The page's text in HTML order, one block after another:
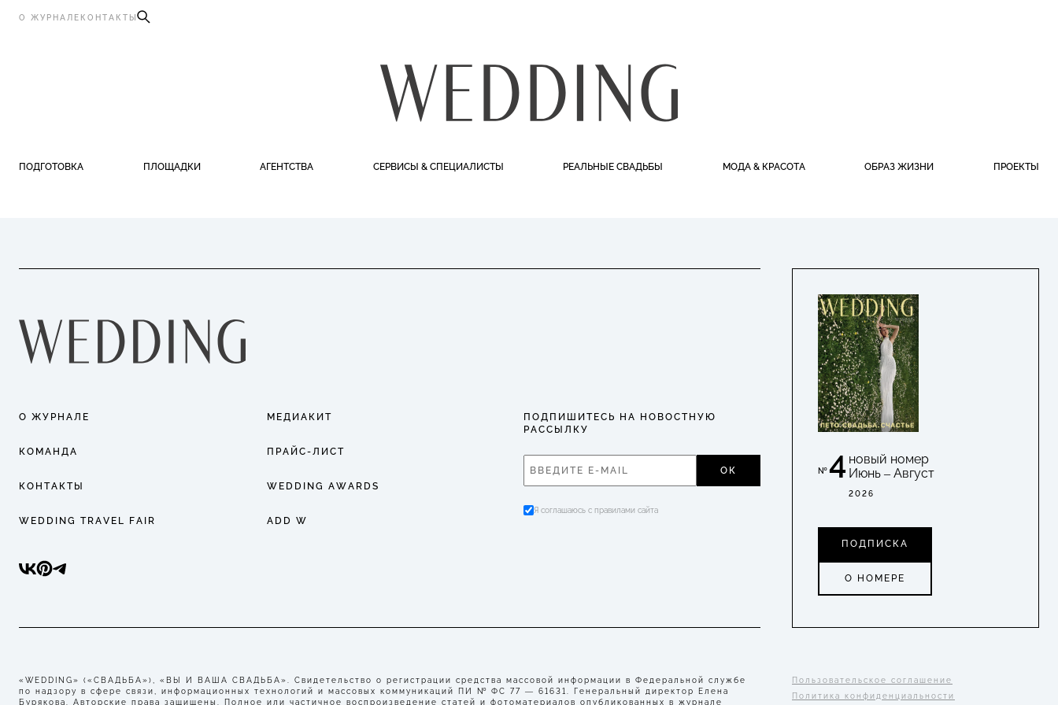
О ЖУРНАЛЕ КОНТАКТЫ
ПОДГОТОВКА ПЛОЩАДКИ АГЕНТСТВА СЕРВИСЫ & СПЕЦИАЛИСТЫ РЕАЛЬНЫЕ СВАДЬБЫ МОДА & КРАСОТА ОБРАЗ ЖИЗНИ ПРОЕКТЫ
О ЖУРНАЛЕ МЕДИАКИТ
КОМАНДА ПРАЙС-ЛИСТ
КОНТАКТЫ WEDDING AWARDS
WEDDING TRAVEL FAIR ADD W
ПОДПИШИТЕСЬ НА НОВОСТНУЮ
РАССЫЛКУ
ОК
Я соглашаюсь с правилами сайта
№4 новый номер
Июнь – Август
2026
ПОДПИСКА
О НОМЕРЕ
«WEDDING» («СВАДЬБА»), «ВЫ И ВАША СВАДЬБА». Свидетельство о регистрации средства массовой информации в Федеральной службе
по надзору в сфере связи, информационных технологий и массовых коммуникаций ПИ № ФС 77 — 61631. Генеральный директор Елена
Бурякова. Авторские права защищены. Полное или частичное воспроизведение статей и фотоматериалов опубликованных в журнале
Пользовательское соглашение
Политика конфиденциальности